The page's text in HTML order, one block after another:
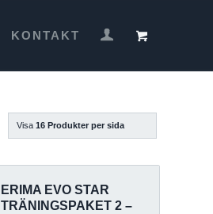
KONTAKT
Visa 16 Produkter per sida
ERIMA EVO STAR
TRÄNINGSPAKET 2 –